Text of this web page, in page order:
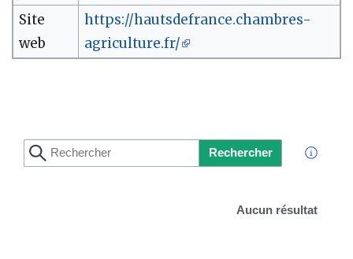
Site
web
https://hautsdefrance.chambres-
agriculture.fr/
Rechercher
Aucun résultat